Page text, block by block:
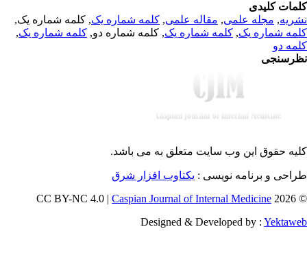
کلیدی
,مجله علمی, مقاله علمی, کلمه شماره یک, کلمه شماره یک,
شماره یک,کلمه شماره یک, کلمه شماره دو,کلمه شماره یک,
دو
حقوق این وب سایت متعلق بهمی باشد.
و برنامه نویسی : یکتاوب افزار شرق
©
Caspian Journal of Internal Medicine
Designed & Developed by :